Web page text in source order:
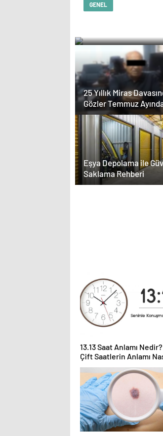
GENEL
25 Yıllık Miras
Gözler Temmuz
Karar Duruşmasına
Eşya Depolama ile
Saklama Rehberi
13.13 Saat Anlamı Nedir?
Çift Saatlerin Anlamı
Yorumlanır?